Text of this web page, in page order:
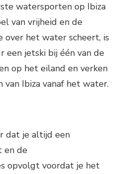
watersporten op Ibiza
van vrijheid en de
over het water scheert, is
een jetski bij één van de
op het eiland en verken
Ibiza vanaf het water.
dat je altijd een
en de
opvolgt voordat je het